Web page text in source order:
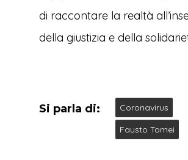
di raccontare la realtà
della giustizia e della
Si parla di:
Coronavirus
Fausto Tomei